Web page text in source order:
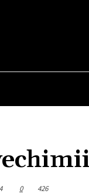
0 426